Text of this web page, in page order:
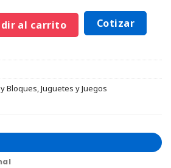
al carrito Cotizar
Bloques,Juguetes y Juegos